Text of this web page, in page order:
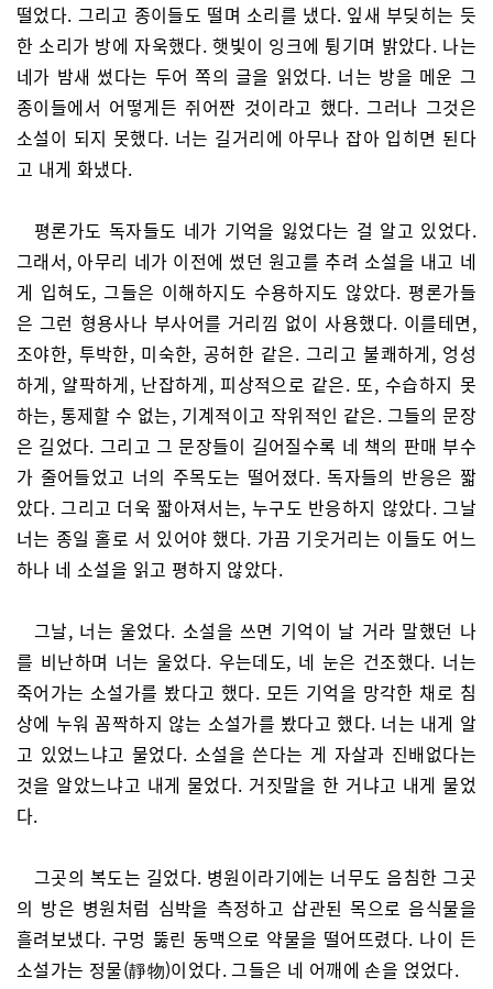
떨었다. 그리고 종이들도 떨며 소리를 냈다. 잎새 부딪히는 듯
한 소리가 방에 자욱했다. 햇빛이 잉크에 튕기며 밝았다. 나는
네가 밤새 썼다는 두어 쪽의 글을 읽었다. 너는 방을 메운 그
종이들에서 어떻게든 쥐어짠 것이라고 했다. 그러나 그것은
소설이 되지 못했다. 너는 길거리에 아무나 잡아 입히면 된다
고 내게 화냈다.
평론가도 독자들도 네가 기억을 잃었다는 걸 알고 있었다.
그래서, 아무리 네가 이전에 썼던 원고를 추려 소설을 내고 네
게 입혀도, 그들은 이해하지도 수용하지도 않았다. 평론가들
은 그런 형용사나 부사어를 거리낌 없이 사용했다. 이를테면,
조야한, 투박한, 미숙한, 공허한 같은. 그리고 불쾌하게, 엉성
하게, 얄팍하게, 난잡하게, 피상적으로 같은. 또, 수습하지 못
하는, 통제할 수 없는, 기계적이고 작위적인 같은. 그들의 문장
은 길었다. 그리고 그 문장들이 길어질수록 네 책의 판매 부수
가 줄어들었고 너의 주목도는 떨어졌다. 독자들의 반응은 짧
았다. 그리고 더욱 짧아져서는, 누구도 반응하지 않았다. 그날
너는 종일 홀로 서 있어야 했다. 가끔 기웃거리는 이들도 어느
하나 네 소설을 읽고 평하지 않았다.
그날, 너는 울었다. 소설을 쓰면 기억이 날 거라 말했던 나
를 비난하며 너는 울었다. 우는데도, 네 눈은 건조했다. 너는
죽어가는 소설가를 봤다고 했다. 모든 기억을 망각한 채로 침
상에 누워 꼼짝하지 않는 소설가를 봤다고 했다. 너는 내게 알
고 있었느냐고 물었다. 소설을 쓴다는 게 자살과 진배없다는
것을 알았느냐고 내게 물었다. 거짓말을 한 거냐고 내게 물었
다.
그곳의 복도는 길었다. 병원이라기에는 너무도 음침한 그곳
의 방은 병원처럼 심박을 측정하고 삽관된 목으로 음식물을
흘려보냈다. 구멍 뚫린 동맥으로 약물을 떨어뜨렸다. 나이 든
소설가는 정물(靜物)이었다. 그들은 네 어깨에 손을 얹었다.